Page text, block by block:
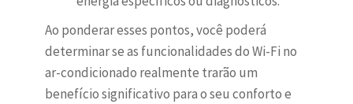
Ao ponderar esses pontos, você poderá
determinar se as funcionalidades do Wi-Fi no
ar-condicionado realmente trarão um
benefício significativo para o seu conforto e